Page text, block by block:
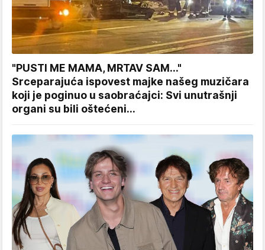
"PUSTI ME MAMA, MRTAV SAM..."
Srceparajuća ispovest majke našeg muzičara
koji je poginuo u saobraćajci: Svi unutrašnji
organi su bili oštećeni...